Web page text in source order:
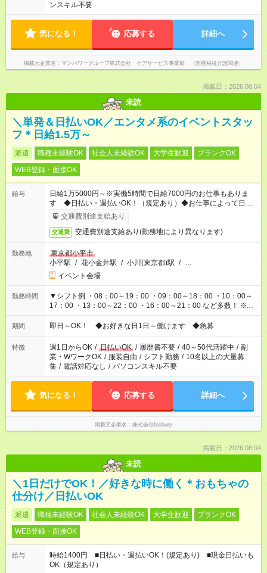
ンスキル不要
気になる！ 応募する 詳細へ
掲載元企業名 マンパワーグループ株式会社 ケアサービス事業部 （医療福祉介護関連）
掲載日：2026.08.04
未読
＼単発＆日払いOK／エンタメ系のイベントスタッ
フ＊日給1.5万～
派遣 職種未経験OK 社会人未経験OK 大学生歓迎
ブランクOK
WEB登録・面接OK
給与
日給1万5000円～※実働5時間で日給7000円のお仕事もありま
す ◆日払い・週払いOK！（規定あり）◆お仕事によって日給も
異なります
交通費別途支給あり
交通費 交通費別途支給あり(勤務地により異なります)
勤務地
東京都小平市
小平駅 / 花小金井駅 / 小川(東京都)駅 / …
イベント会場
勤務時間
▼シフト例 ・08：00～19：00 ・09：00～18：00 ・10：00～
17：00 ・13：00～22：00 ・16：00～21：00 など多数！ ※お
仕事により勤務時間が異なります
期間 即日～OK！ ◆お好きな日1日～働けます ◆急募
特徴 週1日からOK / 日払いOK / 履歴書不要 / 40～50代活躍中 / 副
業・WワークOK / 服装自由 / シフト勤務 / 10名以上の大量募
集 / 電話対応なし / パソコンスキル不要
気になる！ 応募する 詳細へ
掲載元企業名 株式会社fosbury
掲載日：2026.08.04
未読
＼1日だけでOK！／好きな時に働く＊おもちゃの
仕分け／日払いOK
派遣 職種未経験OK 社会人未経験OK 大学生歓迎
ブランクOK
WEB登録・面接OK
給与
時給1400円 ■日払い・週払いOK！(規定あり) ■現金日払いも
OK（規定あり）